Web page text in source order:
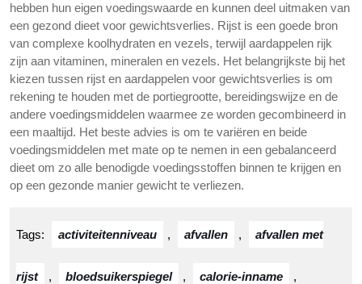
hebben hun eigen voedingswaarde en kunnen deel uitmaken van
een gezond dieet voor gewichtsverlies. Rijst is een goede bron
van complexe koolhydraten en vezels, terwijl aardappelen rijk
zijn aan vitaminen, mineralen en vezels. Het belangrijkste bij het
kiezen tussen rijst en aardappelen voor gewichtsverlies is om
rekening te houden met de portiegrootte, bereidingswijze en de
andere voedingsmiddelen waarmee ze worden gecombineerd in
een maaltijd. Het beste advies is om te variëren en beide
voedingsmiddelen met mate op te nemen in een gebalanceerd
dieet om zo alle benodigde voedingsstoffen binnen te krijgen en
op een gezonde manier gewicht te verliezen.
Tags: activiteitenniveau , afvallen , afvallen met
rijst , bloedsuikerspiegel , calorie-inname ,